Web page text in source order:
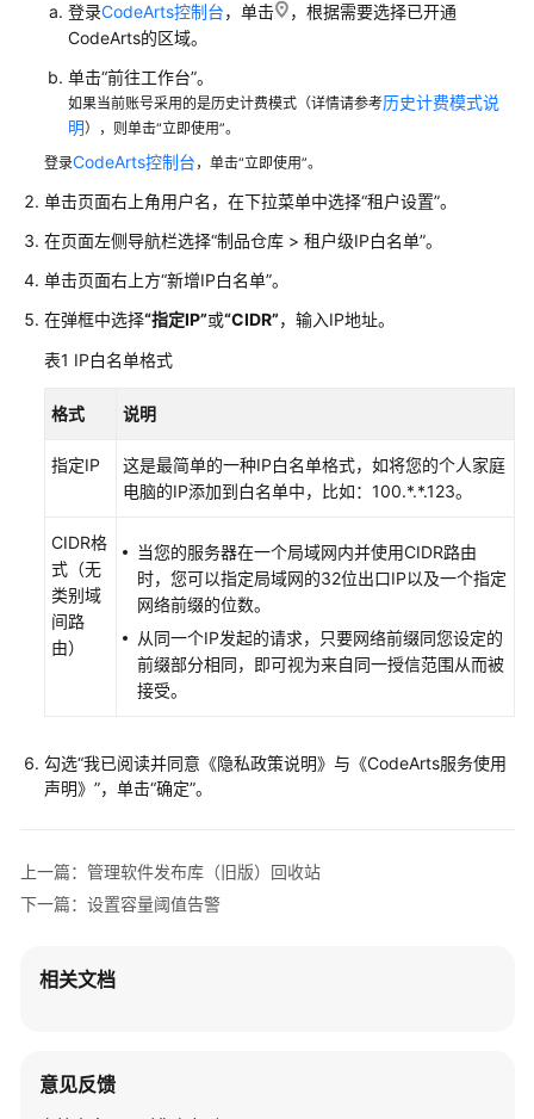
费
明
速
门
户
指
品
库
(CodeArts
Artifact)
使
用
流
买
并
使
用
仓
服
登录CodeArts控制台，单击
，根据需要选择已开通
CodeArts的区域。
单击“前往工作台”。
如果当前账号采用的是历史计费模式（详情请参考历史计费模式说
明），则单击“立即使用”。
登录CodeArts控制台 ，单击“立即使用”。
单击页面右上角用户名，在下拉菜单中选择“租户设置”。
在页面左侧导航栏选择“制品仓库 > 租户级IP白名单”。
单击页面右上方“新增IP白名单”。
在弹框中选择“指定IP”或“CIDR”，输入IP地址。
表1 IP白名单格式
格式 说明
指定IP
这是最简单的一种IP白名单格式，如将您的个人家庭
电脑的IP添加到白名单中，比如：100.*.*.123。
CIDR格
式（无
类别域
间路
由）
当您的服务器在一个局域网内并使用CIDR路由
时，您可以指定局域网的32位出口IP以及一个指定
网络前缀的位数。
从同一个IP发起的请求，只要网络前缀同您设定的
前缀部分相同，即可视为来自同一授信范围从而被
接受。
勾选“我已阅读并同意《隐私政策说明》与《CodeArts服务使用
声明》”，单击“确定”。
上一篇：管理软件发布库（旧版）回收站
下一篇：设置容量阈值告警
相关文档
意见反馈